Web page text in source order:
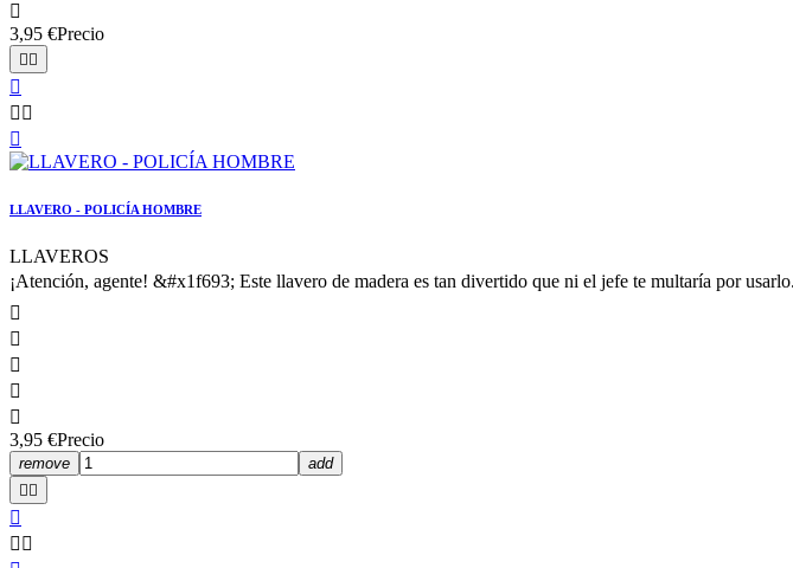

3,95 €Precio
 

 

LLAVERO - POLICÍA HOMBRE
LLAVEROS
¡Atención, agente! &#x1f693; Este llavero de madera es tan divertido que ni el jefe te multaría por





3,95 €Precio
remove
add
 

 